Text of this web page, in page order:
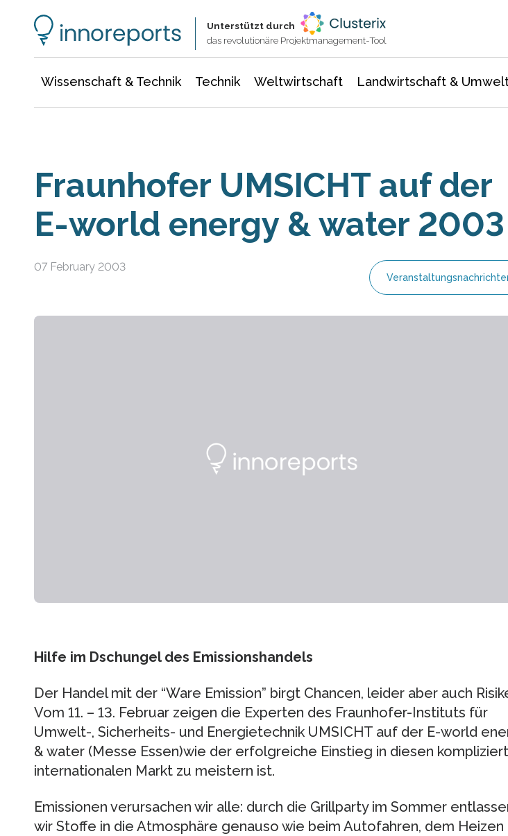
Unterstützt durch
das revolutionäre Projektmanagement-Tool
Wissenschaft & Technik Technik Weltwirtschaft Landwirtschaft &
Fraunhofer UMSICHT auf der
E-world energy & water 2003
07 February 2003
Hilfe im Dschungel des Emissionshandels
Der Handel mit der “Ware Emission” birgt Chancen, leider aber auch
Vom 11. – 13. Februar zeigen die Experten des Fraunhofer-Instituts für
Umwelt-, Sicherheits- und Energietechnik UMSICHT auf der E-world
& water (Messe Essen)wie der erfolgreiche Einstieg in diesen
internationalen Markt zu meistern ist.
Emissionen verursachen wir alle: durch die Grillparty im Sommer
wir Stoffe in die Atmosphäre genauso wie beim Autofahren, dem Heizen